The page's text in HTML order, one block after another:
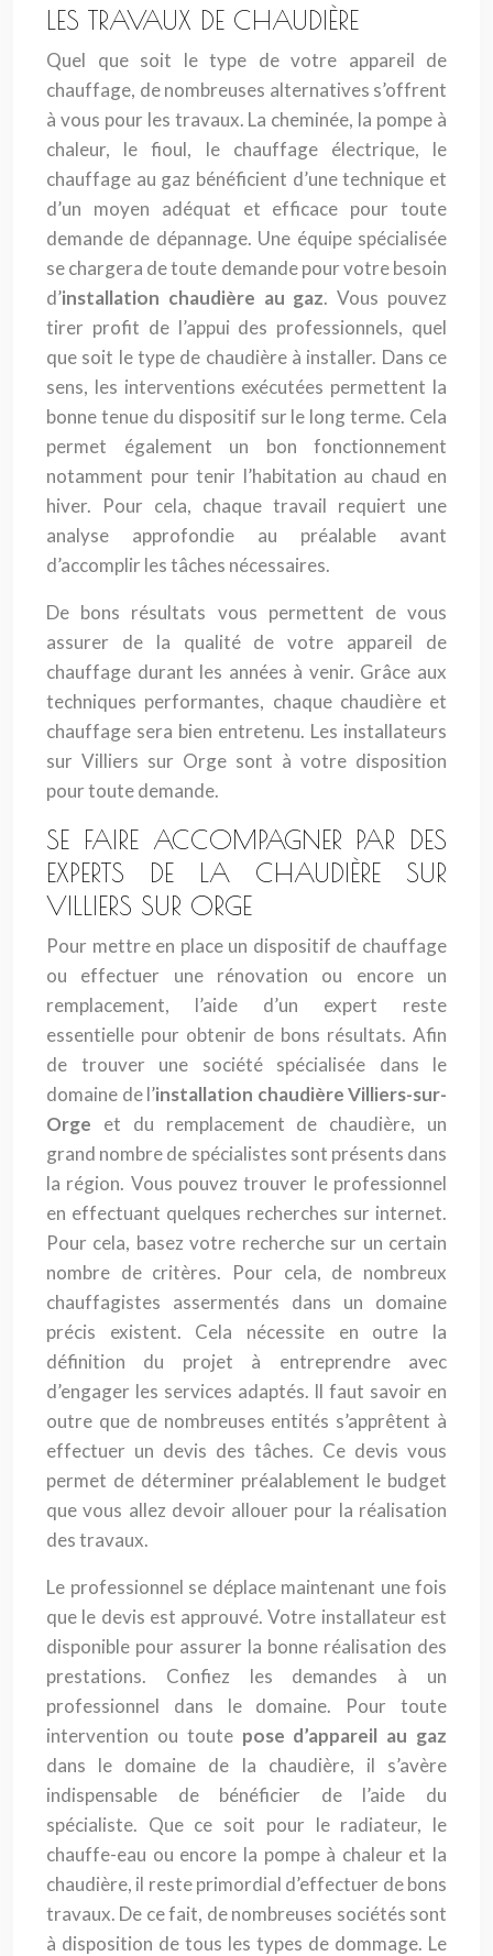
LES TRAVAUX DE CHAUDIÈRE
Quel que soit le type de votre appareil de
chauffage, de nombreuses alternatives s’offrent
à vous pour les travaux. La cheminée, la pompe à
chaleur, le fioul, le chauffage électrique, le
chauffage au gaz bénéficient d’une technique et
d’un moyen adéquat et efficace pour toute
demande de dépannage. Une équipe spécialisée
se chargera de toute demande pour votre besoin
d’installation chaudière au gaz. Vous pouvez
tirer profit de l’appui des professionnels, quel
que soit le type de chaudière à installer. Dans ce
sens, les interventions exécutées permettent la
bonne tenue du dispositif sur le long terme. Cela
permet également un bon fonctionnement
notamment pour tenir l’habitation au chaud en
hiver. Pour cela, chaque travail requiert une
analyse approfondie au préalable avant
d’accomplir les tâches nécessaires.
De bons résultats vous permettent de vous
assurer de la qualité de votre appareil de
chauffage durant les années à venir. Grâce aux
techniques performantes, chaque chaudière et
chauffage sera bien entretenu. Les installateurs
sur Villiers sur Orge sont à votre disposition
pour toute demande.
SE FAIRE ACCOMPAGNER PAR DES
EXPERTS DE LA CHAUDIÈRE SUR
VILLIERS SUR ORGE
Pour mettre en place un dispositif de chauffage
ou effectuer une rénovation ou encore un
remplacement, l’aide d’un expert reste
essentielle pour obtenir de bons résultats. Afin
de trouver une société spécialisée dans le
domaine de l’installation chaudière Villiers-sur-
Orge et du remplacement de chaudière, un
grand nombre de spécialistes sont présents dans
la région. Vous pouvez trouver le professionnel
en effectuant quelques recherches sur internet.
Pour cela, basez votre recherche sur un certain
nombre de critères. Pour cela, de nombreux
chauffagistes assermentés dans un domaine
précis existent. Cela nécessite en outre la
définition du projet à entreprendre avec
d’engager les services adaptés. Il faut savoir en
outre que de nombreuses entités s’apprêtent à
effectuer un devis des tâches. Ce devis vous
permet de déterminer préalablement le budget
que vous allez devoir allouer pour la réalisation
des travaux.
Le professionnel se déplace maintenant une fois
que le devis est approuvé. Votre installateur est
disponible pour assurer la bonne réalisation des
prestations. Confiez les demandes à un
professionnel dans le domaine. Pour toute
intervention ou toute pose d’appareil au gaz
dans le domaine de la chaudière, il s’avère
indispensable de bénéficier de l’aide du
spécialiste. Que ce soit pour le radiateur, le
chauffe-eau ou encore la pompe à chaleur et la
chaudière, il reste primordial d’effectuer de bons
travaux. De ce fait, de nombreuses sociétés sont
à disposition de tous les types de dommage. Le